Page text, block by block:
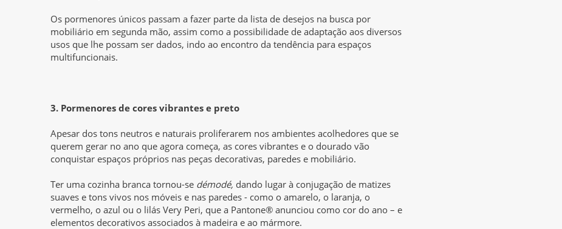
Os pormenores únicos passam a fazer parte da lista de desejos na busca por
mobiliário em segunda mão, assim como a possibilidade de adaptação aos diversos
usos que lhe possam ser dados, indo ao encontro da tendência para espaços
multifuncionais.
3. Pormenores de cores vibrantes e preto
Apesar dos tons neutros e naturais proliferarem nos ambientes acolhedores que se
querem gerar no ano que agora começa, as cores vibrantes e o dourado vão
conquistar espaços próprios nas peças decorativas, paredes e mobiliário.
Ter uma cozinha branca tornou-se démodé, dando lugar à conjugação de matizes
suaves e tons vivos nos móveis e nas paredes - como o amarelo, o laranja, o
vermelho, o azul ou o lilás Very Peri, que a Pantone® anunciou como cor do ano – e
elementos decorativos associados à madeira e ao mármore.